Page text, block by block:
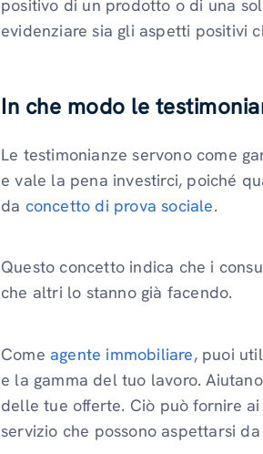
positivo di un prodotto o di una
evidenziare sia gli aspetti positivi
In che modo le
Le testimonianze servono come
e vale la pena investirci, poiché
da concetto di prova sociale.
Questo concetto indica che i
che altri lo stanno già facendo.
Come agente immobiliare, puoi
e la gamma del tuo lavoro.
delle tue offerte. Ciò può fornire
servizio che possono aspettarsi da